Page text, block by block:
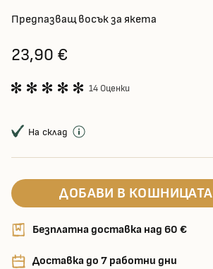
Предпазващ восък за якета
23,90 €
14 Оценки
На склад
ДОБАВИ В КОШНИЦАТА
Безплатна доставка над 60 €
Доставка до 7 работни дни